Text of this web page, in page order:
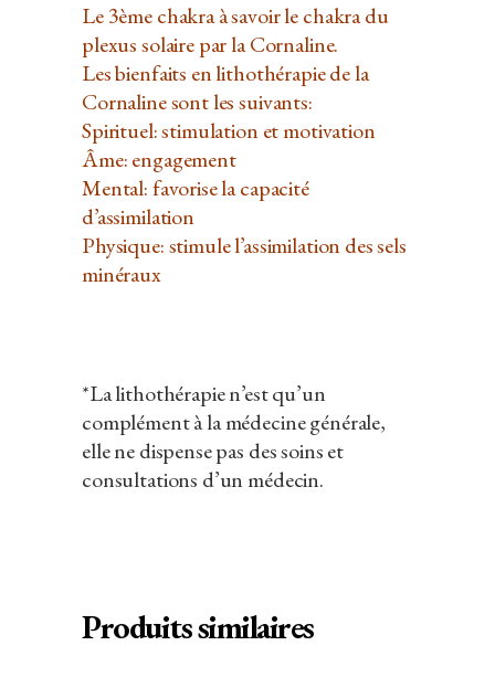
Le 3ème chakra à savoir le chakra du
plexus solaire par la Cornaline.
Les bienfaits en lithothérapie de la
Cornaline sont les suivants:
Spirituel: stimulation et motivation
Âme: engagement
Mental: favorise la capacité
d’assimilation
Physique: stimule l’assimilation des sels
minéraux
*La lithothérapie n’est qu’un
complément à la médecine générale,
elle ne dispense pas des soins et
consultations d’un médecin.
Produits similaires